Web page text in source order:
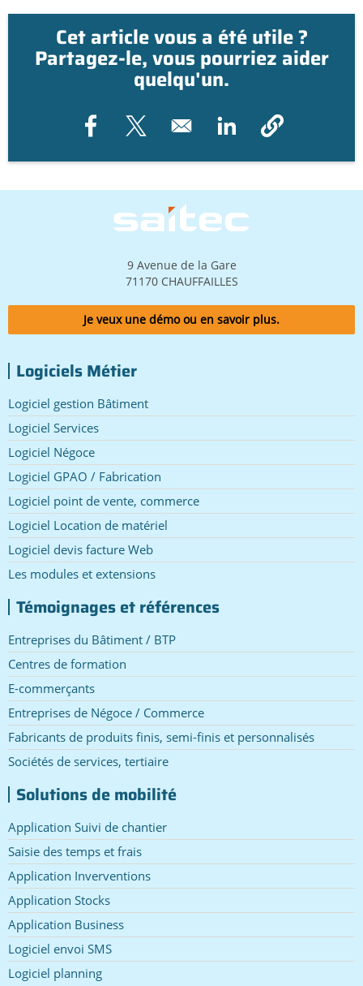
Cet article vous a été utile ?
Partagez-le, vous pourriez aider
quelqu'un.
Opens in a new window
Opens in a new windowOpens in a new window
9 Avenue de la Gare
71170 CHAUFFAILLES
Je veux une démo ou en savoir plus.
Logiciels Métier
Logiciel gestion Bâtiment
Logiciel Services
Logiciel Négoce
Logiciel GPAO / Fabrication
Logiciel point de vente, commerce
Logiciel Location de matériel
Logiciel devis facture Web
Les modules et extensions
Témoignages et références
Entreprises du Bâtiment / BTP
Centres de formation
E-commerçants
Entreprises de Négoce / Commerce
Fabricants de produits finis, semi-finis et personnalisés
Sociétés de services, tertiaire
Solutions de mobilité
Application Suivi de chantier
Saisie des temps et frais
Application Inverventions
Application Stocks
Application Business
Logiciel envoi SMS
Logiciel planning